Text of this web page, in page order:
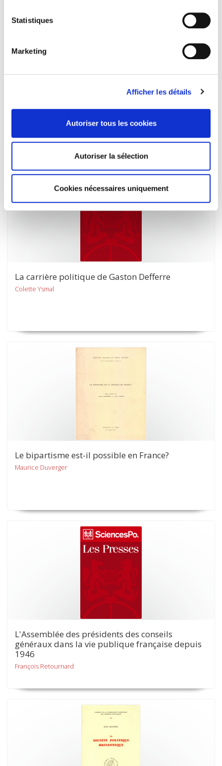
Statistiques
Marketing
Afficher les détails
Autoriser tous les cookies
Autoriser la sélection
Cookies nécessaires uniquement
Gérard Adam
La carrière politique de Gaston Defferre
Colette Ysmal
Le bipartisme est-il possible en France?
Maurice Duverger
L'Assemblée des présidents des conseils
généraux dans la vie publique française depuis
1946
François Retournard